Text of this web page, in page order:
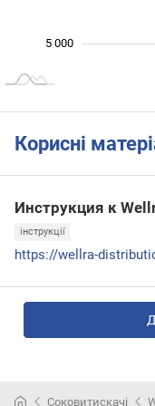
5 000
Корисні
Инструкция к
інструкції
Соковитискачі